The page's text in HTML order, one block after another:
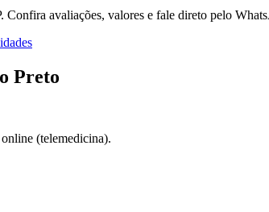
Confira avaliações, valores e fale direto pelo
Preto
(telemedicina).